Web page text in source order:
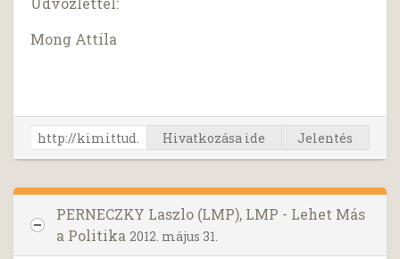
Mong Attila
Hivatkozása ide Jelentés
PERNECZKY Laszlo (LMP), LMP - Lehet Más
a Politika 2012. május 31.